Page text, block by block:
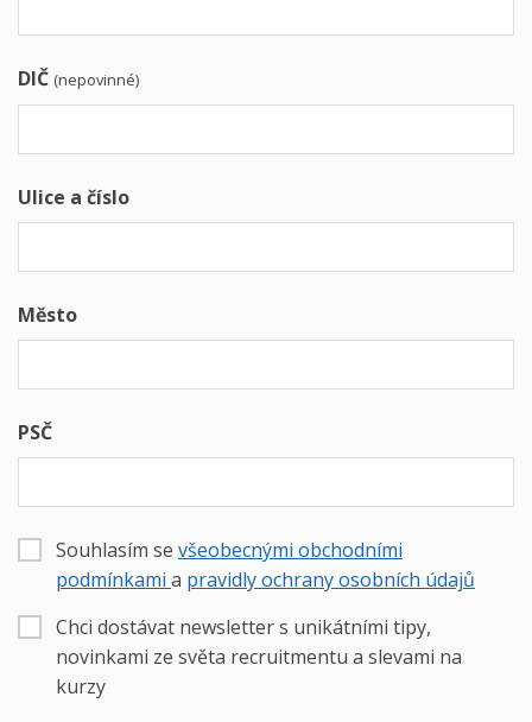
DIČ (nepovinné)
Ulice a číslo
Město
PSČ
Souhlasím se všeobecnými obchodními
podmínkami a pravidly ochrany osobních údajů
Chci dostávat newsletter s unikátními tipy,
novinkami ze světa recruitmentu a slevami na
kurzy